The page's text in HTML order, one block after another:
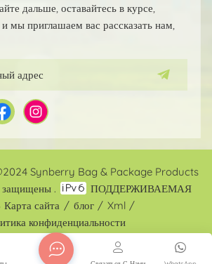
дальше, оставайтесь в курсе,
мы приглашаем вас рассказать нам,
Synberry Bag & Package Products
защищены .
ПОДДЕРЖИВАЕМАЯ
Карта сайта / блог / Xml /
конфиденциальности